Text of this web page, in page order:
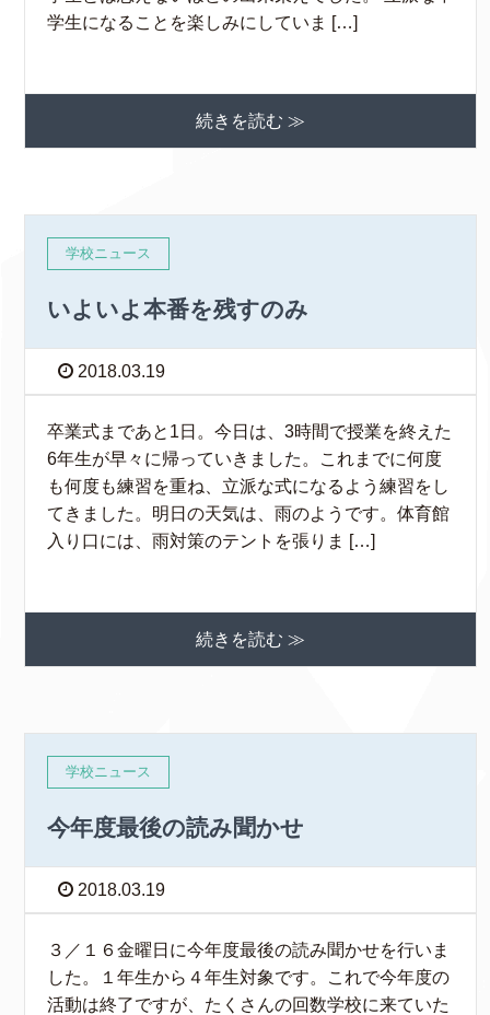
学生になることを楽しみにしていま […]
続きを読む ≫
学校ニュース
いよいよ本番を残すのみ
2018.03.19
卒業式まであと1日。今日は、3時間で授業を終えた
6年生が早々に帰っていきました。これまでに何度
も何度も練習を重ね、立派な式になるよう練習をし
てきました。明日の天気は、雨のようです。体育館
入り口には、雨対策のテントを張りま […]
続きを読む ≫
学校ニュース
今年度最後の読み聞かせ
2018.03.19
３／１６金曜日に今年度最後の読み聞かせを行いま
した。１年生から４年生対象です。これで今年度の
活動は終了ですが、たくさんの回数学校に来ていた